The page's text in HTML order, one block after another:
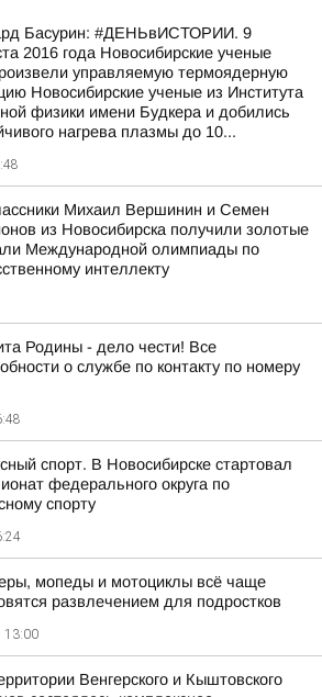
Басурин: #ДЕНЬвИСТОРИИ. 9
2016 года Новосибирские ученые
управляемую термоядерную
Новосибирские ученые из Института
физики имени Будкера и добились
нагрева плазмы до 10...
Михаил Вершинин и Семен
из Новосибирска получили золотые
Международной олимпиады по
интеллекту
Родины - дело чести! Все
о службе по контакту по номеру
спорт. В Новосибирске стартовал
федерального округа по
спорту
мопеды и мотоциклы всё чаще
развлечением для подростков
13:00
Венгерского и Кыштовского